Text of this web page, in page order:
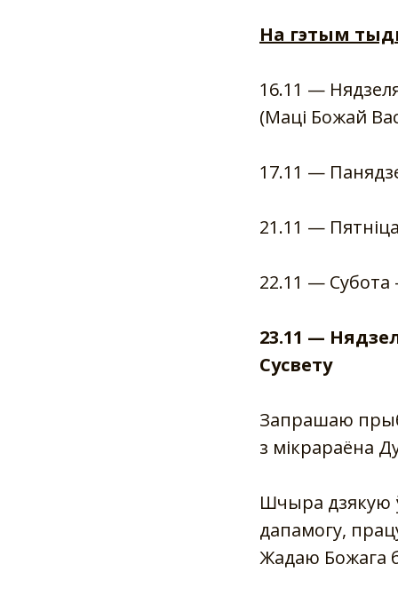
На гэтым
16.11 —
(Маці Божай
17.11 —
21.11 —
22.11 — Субота
23.11 —
Сусвету
Запрашаю
з мікрараёна
Шчыра дзякую
дапамогу,
Жадаю Божага